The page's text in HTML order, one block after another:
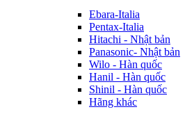
Ebara-Italia
Pentax-Italia
Hitachi - Nhật bản
Panasonic- Nhật bản
Wilo - Hàn quốc
Hanil - Hàn quốc
Shinil - Hàn quốc
Hãng khác